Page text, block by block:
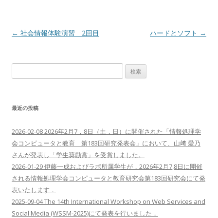
投
ョ
ン
← 社会情報体験演習 2回目 ハードとソフト →
索:
最近の投稿
2026-02-08 2026年2月7，8日（土，日）に開催された「情報処理学
会コンピュータと教育 第183回研究発表会」において、山﨑 愛乃
さんが発表し「学生奨励賞」を受賞しました。
2026-01-29 伊藤一成およびラボ所属学生が，2026年2月7,8日に開催
される情報処理学会コンピュータと教育研究会第183回研究会にて発
表いたします．
2025-09-04 The 14th International Workshop on Web Services and
Social Media (WSSM-2025)にて発表を行いました．